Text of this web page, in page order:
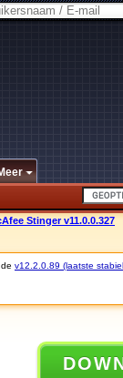
Stinger v11.0.0.327
v12.2.0.89 (laatste